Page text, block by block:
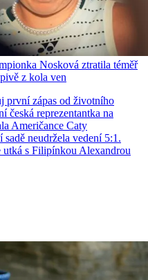
Nosková ztratila téměř
z kola ven
první zápas od životního
česká reprezentantka na
Američance Caty
neudržela vedení 5:1.
utká s Filipínkou Alexandrou